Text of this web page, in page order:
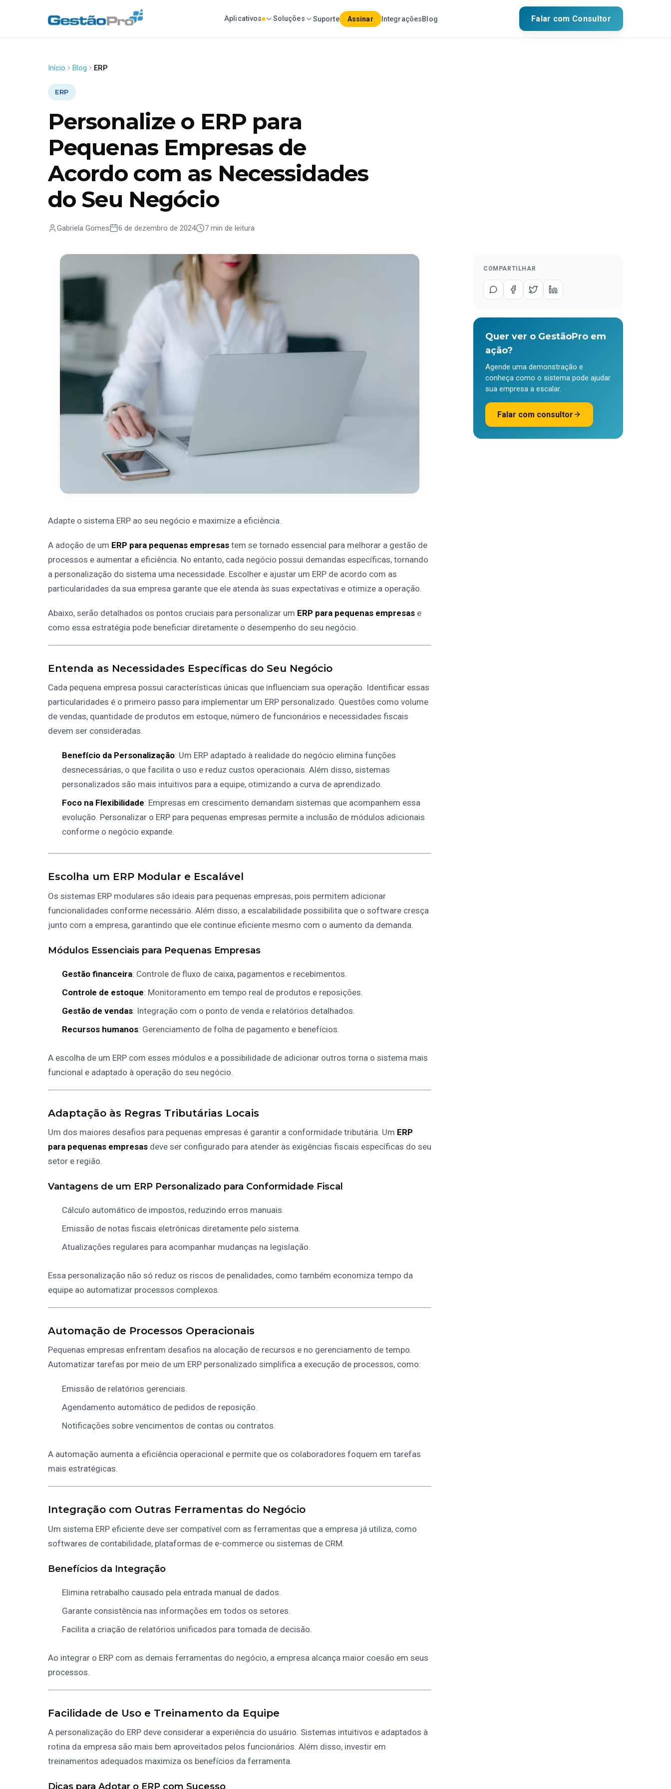
Aplicativos Soluções Suporte Assinar IntegraçõesBlog Falar com Consultor
Início Blog ERP
ERP
Personalize o ERP para
Pequenas Empresas de
Acordo com as Necessidades
do Seu Negócio
Gabriela Gomes 6 de dezembro de 2024 7 min de leitura
Adapte o sistema ERP ao seu negócio e maximize a eficiência.
A adoção de um ERP para pequenas empresas tem se tornado essencial para melhorar a gestão de
processos e aumentar a eficiência. No entanto, cada negócio possui demandas específicas, tornando
a personalização do sistema uma necessidade. Escolher e ajustar um ERP de acordo com as
particularidades da sua empresa garante que ele atenda às suas expectativas e otimize a operação.
Abaixo, serão detalhados os pontos cruciais para personalizar um ERP para pequenas empresas e
como essa estratégia pode beneficiar diretamente o desempenho do seu negócio.
Entenda as Necessidades Específicas do Seu Negócio
Cada pequena empresa possui características únicas que influenciam sua operação. Identificar essas
particularidades é o primeiro passo para implementar um ERP personalizado. Questões como volume
de vendas, quantidade de produtos em estoque, número de funcionários e necessidades fiscais
devem ser consideradas.
Benefício da Personalização: Um ERP adaptado à realidade do negócio elimina funções
desnecessárias, o que facilita o uso e reduz custos operacionais. Além disso, sistemas
personalizados são mais intuitivos para a equipe, otimizando a curva de aprendizado.
Foco na Flexibilidade: Empresas em crescimento demandam sistemas que acompanhem essa
evolução. Personalizar o ERP para pequenas empresas permite a inclusão de módulos adicionais
conforme o negócio expande.
Escolha um ERP Modular e Escalável
Os sistemas ERP modulares são ideais para pequenas empresas, pois permitem adicionar
funcionalidades conforme necessário. Além disso, a escalabilidade possibilita que o software cresça
junto com a empresa, garantindo que ele continue eficiente mesmo com o aumento da demanda.
Módulos Essenciais para Pequenas Empresas
Gestão financeira: Controle de fluxo de caixa, pagamentos e recebimentos.
Controle de estoque: Monitoramento em tempo real de produtos e reposições.
Gestão de vendas: Integração com o ponto de venda e relatórios detalhados.
Recursos humanos: Gerenciamento de folha de pagamento e benefícios.
A escolha de um ERP com esses módulos e a possibilidade de adicionar outros torna o sistema mais
funcional e adaptado à operação do seu negócio.
Adaptação às Regras Tributárias Locais
Um dos maiores desafios para pequenas empresas é garantir a conformidade tributária. Um ERP
para pequenas empresas deve ser configurado para atender às exigências fiscais específicas do seu
setor e região.
Vantagens de um ERP Personalizado para Conformidade Fiscal
Cálculo automático de impostos, reduzindo erros manuais.
Emissão de notas fiscais eletrônicas diretamente pelo sistema.
Atualizações regulares para acompanhar mudanças na legislação.
Essa personalização não só reduz os riscos de penalidades, como também economiza tempo da
equipe ao automatizar processos complexos.
Automação de Processos Operacionais
Pequenas empresas enfrentam desafios na alocação de recursos e no gerenciamento de tempo.
Automatizar tarefas por meio de um ERP personalizado simplifica a execução de processos, como:
Emissão de relatórios gerenciais.
Agendamento automático de pedidos de reposição.
Notificações sobre vencimentos de contas ou contratos.
A automação aumenta a eficiência operacional e permite que os colaboradores foquem em tarefas
mais estratégicas.
Integração com Outras Ferramentas do Negócio
Um sistema ERP eficiente deve ser compatível com as ferramentas que a empresa já utiliza, como
softwares de contabilidade, plataformas de e-commerce ou sistemas de CRM.
Benefícios da Integração
Elimina retrabalho causado pela entrada manual de dados.
Garante consistência nas informações em todos os setores.
Facilita a criação de relatórios unificados para tomada de decisão.
Ao integrar o ERP com as demais ferramentas do negócio, a empresa alcança maior coesão em seus
processos.
Facilidade de Uso e Treinamento da Equipe
A personalização do ERP deve considerar a experiência do usuário. Sistemas intuitivos e adaptados à
rotina da empresa são mais bem aproveitados pelos funcionários. Além disso, investir em
treinamentos adequados maximiza os benefícios da ferramenta.
Dicas para Adotar o ERP com Sucesso
COMPARTILHAR
Quer ver o GestãoPro em
ação?
Agende uma demonstração e
conheça como o sistema pode ajudar
sua empresa a escalar.
Falar com consultor